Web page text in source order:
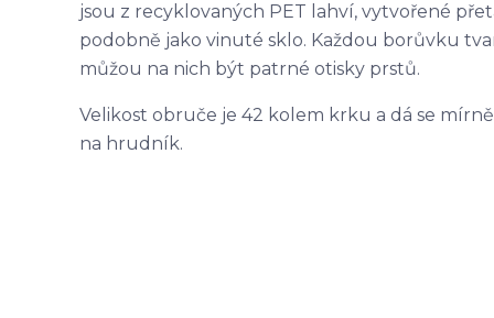
jsou z recyklovaných PET lahví, vytvořené
podobně jako vinuté sklo. Každou borůvku
můžou na nich být patrné otisky prstů.
Velikost obruče je 42 kolem krku a dá se
na hrudník.